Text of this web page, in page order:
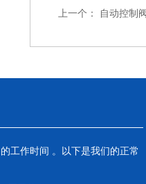
上一个： 自动控制
工作时间 。以下是我们的正常